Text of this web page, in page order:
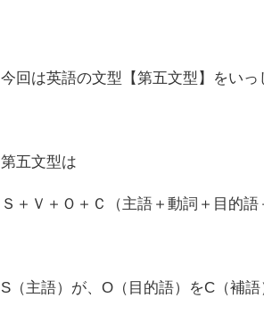
今回は英語の文型 【第五文型】 をいっ
第五文型は
Ｓ＋Ｖ＋Ｏ＋Ｃ（主語＋動詞＋目的語
S（主語）が、O（目的語）をC（補語